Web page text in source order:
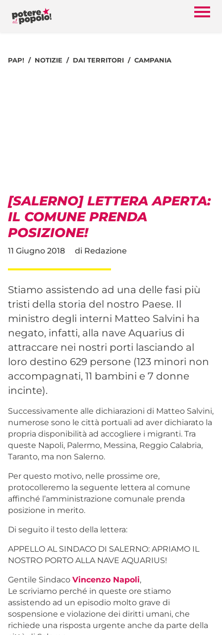
PAP! NOTIZIE DAI TERRITORI CAMPANIA
[SALERNO] LETTERA APERTA:
IL COMUNE PRENDA
POSIZIONE!
11 Giugno 2018 di Redazione
Stiamo assistendo ad una delle fasi più
tristi della storia del nostro Paese. Il
ministro degli interni Matteo Salvini ha
negato, infatti, alla nave Aquarius di
attraccare nei nostri porti lasciando al
loro destino 629 persone (123 minori non
accompagnati, 11 bambini e 7 donne
incinte).
Successivamente alle dichiarazioni di Matteo Salvini,
numerose sono le città portuali ad aver dichiarato la
propria disponibilità ad accogliere i migranti. Tra
queste Napoli, Palermo, Messina, Reggio Calabria,
Taranto, ma non Salerno.
Per questo motivo, nelle prossime ore,
protocolleremo la seguente lettera al comune
affinché l’amministrazione comunale prenda
posizione in merito.
Di seguito il testo della lettera:
APPELLO AL SINDACO DI SALERNO: APRIAMO IL
NOSTRO PORTO ALLA NAVE AQUARIUS!
Gentile Sindaco Vincenzo Napoli,
Le scriviamo perché in queste ore stiamo
assistendo ad un episodio molto grave di
sospensione e violazione dei diritti umani, che
richiede una risposta urgente anche da parte della